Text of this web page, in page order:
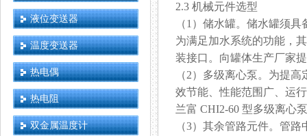
液位变送器
温度变送器
热电偶
热电阻
双金属温度计
2.3 机械元件选型
（1）储水罐。储水罐须
为满足加水系统的功能，
装接口。向罐体生产厂
（2）多级离心泵。为提
效节能、性能范围广、运
兰富 CHI2-60 型多级离心
（3）其余管路元件。